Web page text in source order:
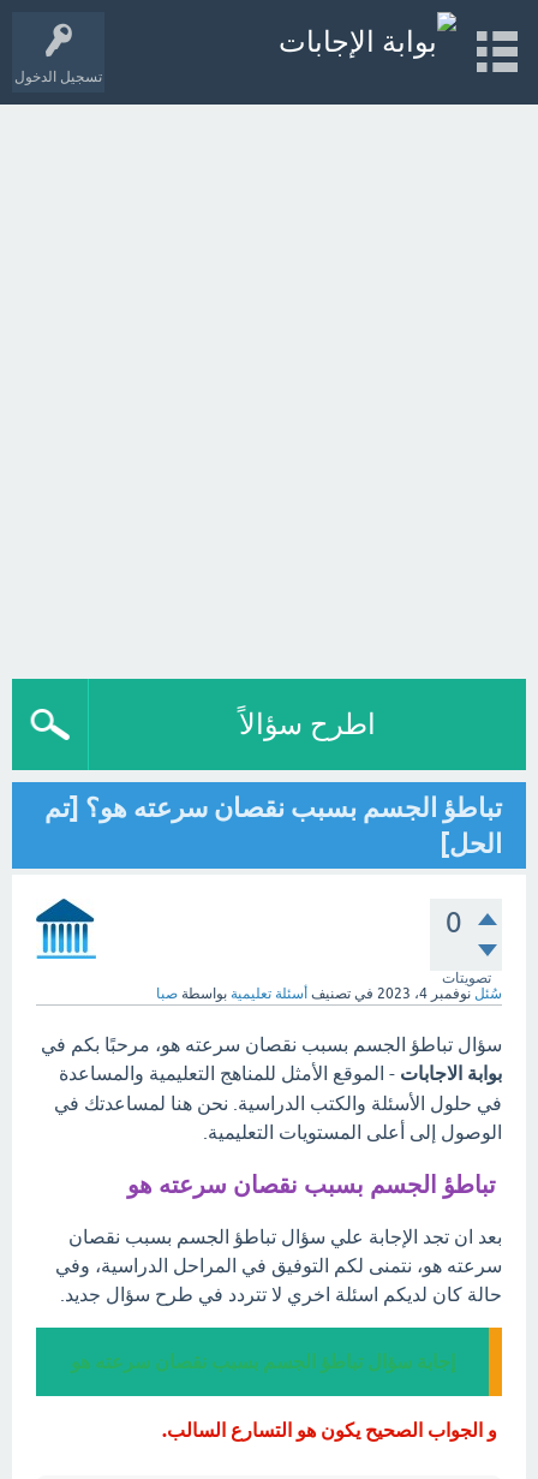
تسجيل الدخول
اطرح سؤالاً
تباطؤ الجسم بسبب نقصان سرعته هو؟ [تم
الحل]
0
تصويتات
سُئل نوفمبر 4، 2023 في تصنيف أسئلة تعليمية بواسطة صبا
سؤال تباطؤ الجسم بسبب نقصان سرعته هو، مرحبًا بكم في
بوابة الاجابات - الموقع الأمثل للمناهج التعليمية والمساعدة
في حلول الأسئلة والكتب الدراسية. نحن هنا لمساعدتك في
الوصول إلى أعلى المستويات التعليمية.
تباطؤ الجسم بسبب نقصان سرعته هو
بعد ان تجد الإجابة علي سؤال تباطؤ الجسم بسبب نقصان
سرعته هو، نتمنى لكم التوفيق في المراحل الدراسية، وفي
حالة كان لديكم اسئلة اخري لا تتردد في طرح سؤال جديد.
إجابة سؤال تباطؤ الجسم بسبب نقصان سرعته هو
و الجواب الصحيح يكون هو التسارع السالب.